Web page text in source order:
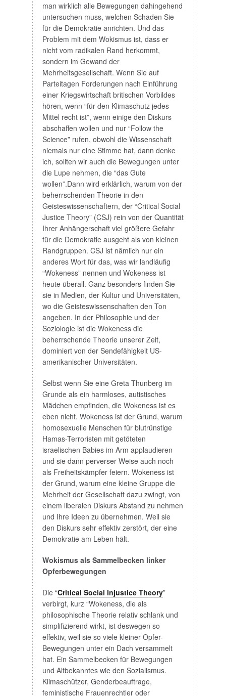
man wirklich alle Bewegungen dahingehend
untersuchen muss, welchen Schaden Sie
für die Demokratie anrichten. Und das
Problem mit dem Wokismus ist, dass er
nicht vom radikalen Rand herkommt,
sondern im Gewand der
Mehrheitsgesellschaft. Wenn Sie auf
Parteitagen Forderungen nach Einführung
einer Kriegswirtschaft britischen Vorbildes
hören, wenn “für den Klimaschutz jedes
Mittel recht ist”, wenn einige den Diskurs
abschaffen wollen und nur “Follow the
Science” rufen, obwohl die Wissenschaft
niemals nur eine Stimme hat, dann denke
ich, sollten wir auch die Bewegungen unter
die Lupe nehmen, die “das Gute
wollen”.Dann wird erklärlich, warum von der
beherrschenden Theorie in den
Geisteswissenschaftern, der “Critical Social
Justice Theory” (CSJ) rein von der Quantität
Ihrer Anhängerschaft viel größere Gefahr
für die Demokratie ausgeht als von kleinen
Randgruppen. CSJ ist nämlich nur ein
anderes Wort für das, was wir landläufig
“Wokeness” nennen und Wokeness ist
heute überall. Ganz besonders finden Sie
sie in Medien, der Kultur und Universitäten,
wo die Geisteswissenschaften den Ton
angeben. In der Philosophie und der
Soziologie ist die Wokeness die
beherrschende Theorie unserer Zeit,
dominiert von der Sendefähigkeit US-
amerikanischer Universitäten.
Selbst wenn Sie eine Greta Thunberg im
Grunde als ein harmloses, autistisches
Mädchen empfinden, die Wokeness ist es
eben nicht. Wokeness ist der Grund, warum
homosexuelle Menschen für blutrünstige
Hamas-Terroristen mit getöteten
israelischen Babies im Arm applaudieren
und sie dann perverser Weise auch noch
als Freiheitskämpfer feiern. Wokeness ist
der Grund, warum eine kleine Gruppe die
Mehrheit der Gesellschaft dazu zwingt, von
einem liberalen Diskurs Abstand zu nehmen
und Ihre Ideen zu übernehmen. Weil sie
den Diskurs sehr effektiv zerstört, der eine
Demokratie am Leben hält.
Wokismus als Sammelbecken linker
Opferbewegungen
Die “Critical Social Injustice Theory”
verbirgt, kurz “Wokeness, die als
philosophische Theorie relativ schlank und
simplifizierend wirkt, ist deswegen so
effektiv, weil sie so viele kleiner Opfer-
Bewegungen unter ein Dach versammelt
hat. Ein Sammelbecken für Bewegungen
und Altbekanntes wie den Sozialismus.
Klimaschützer, Genderbeauftrage,
feministische Frauenrechtler oder